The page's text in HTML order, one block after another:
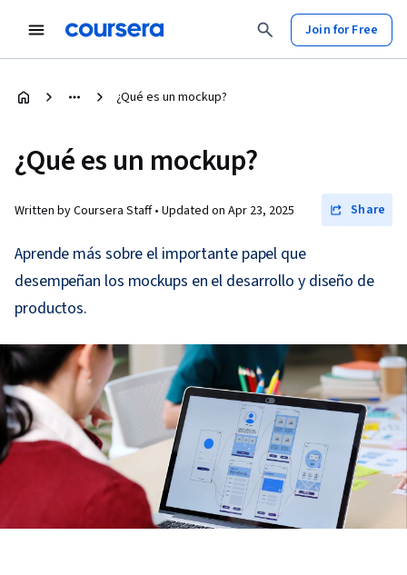
Join for Free
¿Qué es un mockup?
¿Qué es un mockup?
Written by Coursera Staff • Updated on Apr 23, 2025 Share
Aprende más sobre el importante papel que
desempeñan los mockups en el desarrollo y diseño de
productos.